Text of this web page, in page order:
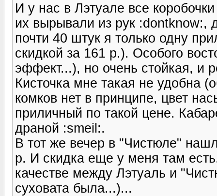
И у нас в Лэтуале все
их вырывали из рук :dontknow:,
почти 40 штук я только одну
скидкой за 161 р.). Особого
эффект...), но очень стойкая, и
Кисточка мне такая не удобна
комков нет в принципе, цвет
приличный по такой цене.
драной :smeil:.
В тот же вечер в "Чистюле"
р. И скидка еще у меня там
качестве между Лэтуаль и
суховата была...)...